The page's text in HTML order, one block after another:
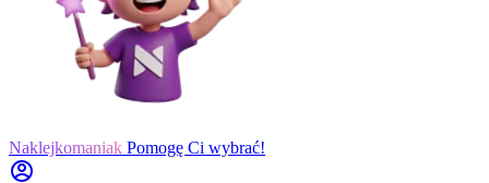
Naklejkomaniak Pomogę Ci wybrać!